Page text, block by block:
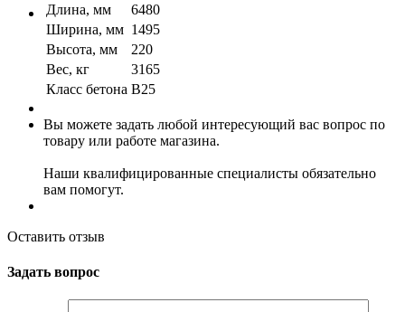
Длина, мм
6480
Ширина, мм 1495
Высота, мм
220
Вес, кг
3165
Класс бетона B25
Вы можете задать любой интересующий вас вопрос по
товару или работе магазина.
Наши квалифицированные специалисты обязательно
вам помогут.
Оставить отзыв
Задать вопрос